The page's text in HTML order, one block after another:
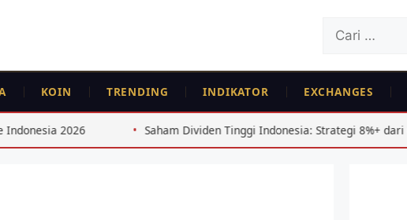
Cari
KOIN TRENDING INDIKATOR EXCHANGES
Saham Dividen Tinggi Indonesia: Strategi 8%+ dari Consumer Goods